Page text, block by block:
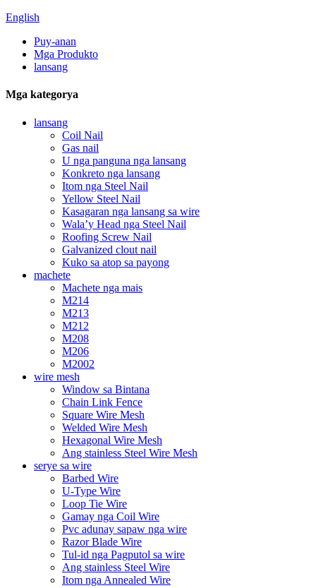
English
Puy-anan
Mga Produkto
lansang
Mga kategorya
lansang
Coil Nail
Gas nail
U nga panguna nga lansang
Konkreto nga lansang
Itom nga Steel Nail
Yellow Steel Nail
Kasagaran nga lansang sa wire
Wala’y Head nga Steel Nail
Roofing Screw Nail
Galvanized clout nail
Kuko sa atop sa payong
machete
Machete nga mais
M214
M213
M212
M208
M206
M2002
wire mesh
Window sa Bintana
Chain Link Fence
Square Wire Mesh
Welded Wire Mesh
Hexagonal Wire Mesh
Ang stainless Steel Wire Mesh
serye sa wire
Barbed Wire
U-Type Wire
Loop Tie Wire
Gamay nga Coil Wire
Pvc adunay sapaw nga wire
Razor Blade Wire
Tul-id nga Pagputol sa wire
Ang stainless Steel Wire
Itom nga Annealed Wire